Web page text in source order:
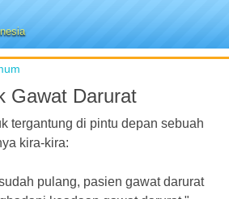
Gawat Darurat
tergantung di pintu depan sebuah
kira-kira:
pulang, pasien gawat darurat